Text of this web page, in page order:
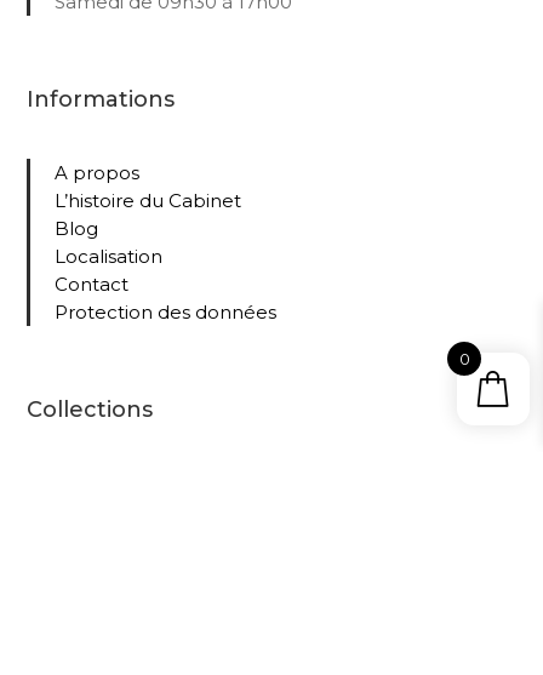
Informations
A propos
L’histoire du Cabinet
Blog
Localisation
Contact
Protection des données
Collections
0